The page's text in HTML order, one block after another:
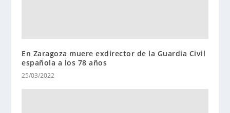
En Zaragoza muere exdirector de la Guardia Civil
española a los 78 años
25/03/2022